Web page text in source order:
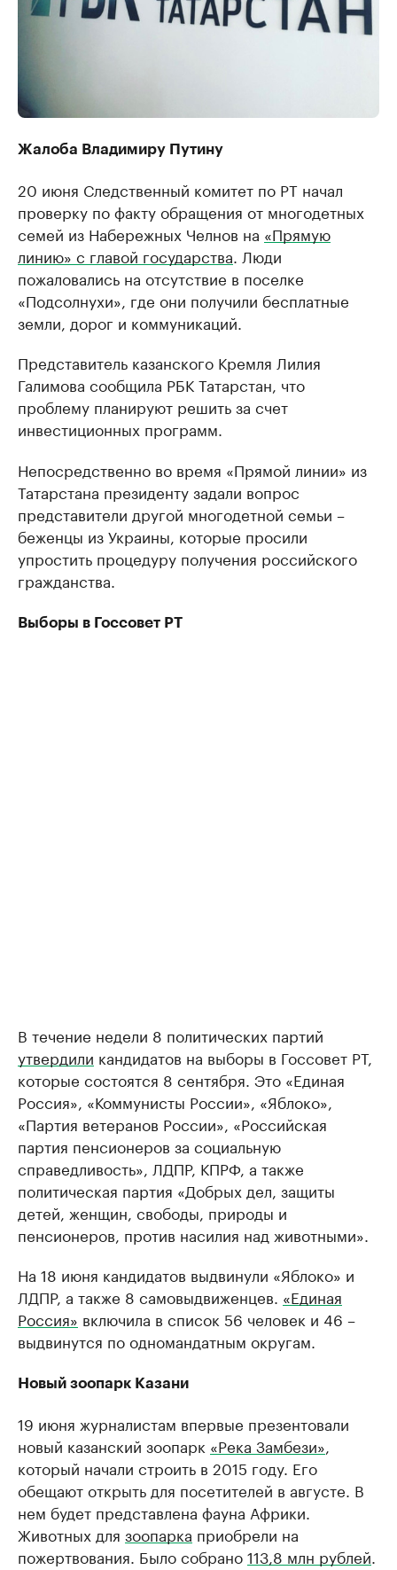
Жалоба Владимиру Путину
20 июня Следственный комитет по РТ начал
проверку по факту обращения от многодетных
семей из Набережных Челнов на «Прямую
линию» с главой государства . Люди
пожаловались на отсутствие в поселке
«Подсолнухи», где они получили бесплатные
земли, дорог и коммуникаций.
Представитель казанского Кремля Лилия
Галимова сообщила РБК Татарстан, что
проблему планируют решить за счет
инвестиционных программ.
Непосредственно во время «Прямой линии» из
Татарстана президенту задали вопрос
представители другой многодетной семьи –
беженцы из Украины, которые просили
упростить процедуру получения российского
гражданства.
Выборы в Госсовет РТ
В течение недели 8 политических партий
утвердили кандидатов на выборы в Госсовет РТ,
которые состоятся 8 сентября. Это «Единая
Россия», «Коммунисты России», «Яблоко»,
«Партия ветеранов России», «Российская
партия пенсионеров за социальную
справедливость», ЛДПР, КПРФ, а также
политическая партия «Добрых дел, защиты
детей, женщин, свободы, природы и
пенсионеров, против насилия над животными».
На 18 июня кандидатов выдвинули «Яблоко» и
ЛДПР, а также 8 самовыдвиженцев. «Единая
Россия» включила в список 56 человек и 46 –
выдвинутся по одномандатным округам.
Новый зоопарк Казани
19 июня журналистам впервые презентовали
новый казанский зоопарк «Река Замбези»
который начали строить в 2015 году. Его
обещают открыть для посетителей в августе. В
нем будет представлена фауна Африки.
Животных для зоопарка приобрели на
пожертвования. Было собрано113,8 млн рублей